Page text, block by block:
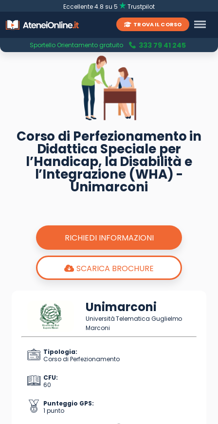
Eccellente 4.8 su 5 Trustpilot
TROVA IL CORSO
Sportello Orientamento gratuito 333 79 41 245
Corso di Perfezionamento in
Didattica Speciale per
l’Handicap, la Disabilità e
l’Integrazione (WHA) -
Unimarconi
RICHIEDI INFORMAZIONI
SCARICA BROCHURE
Unimarconi
Università Telematica Guglielmo
Marconi
Tipologia:
Corso di Perfezionamento
CFU:
60
Punteggio GPS:
1 punto